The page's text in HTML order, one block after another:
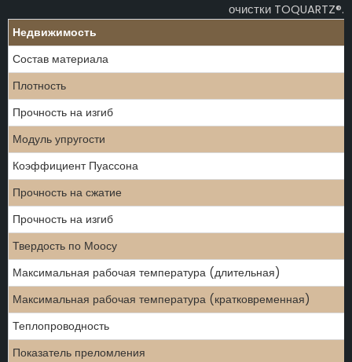
очистки TOQUARTZ®.
Недвижимость
Состав материала
Плотность
Прочность на изгиб
Модуль упругости
Коэффициент Пуассона
Прочность на сжатие
Прочность на изгиб
Твердость по Моосу
Максимальная рабочая температура (длительная)
Максимальная рабочая температура (кратковременная)
Теплопроводность
Показатель преломления